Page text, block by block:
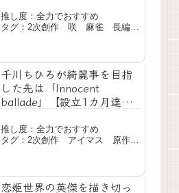
推し度：全力でおすすめ
タグ：2次創作 咲 麻雀 長編
千川ちひろが綺麗事を目指
した先は「Innocent
ballade」【設立1カ月達成
推し度：全力でおすすめ
タグ：2次創作 アイマス 原作再
恋姫世界の英傑を描き切っ